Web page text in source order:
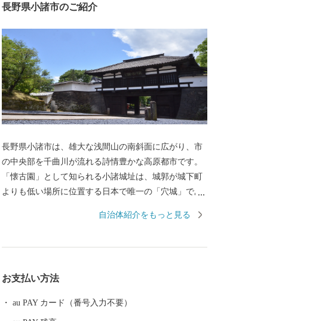
長野県小諸市のご紹介
長野県小諸市は、雄大な浅間山の南斜面に広がり、市
の中央部を千曲川が流れる詩情豊かな高原都市です。
「懐古園」として知られる小諸城址は、城郭が城下町
よりも低い場所に位置する日本で唯一の「穴城」であ
の紅葉など季節を通し数多くの観光客が訪れます。 ま
山の西側に広がる高峰高原は、四季を通じたアクティ
自治体紹介をもっと見る
お支払い方法
au PAY カード（番号入力不要）